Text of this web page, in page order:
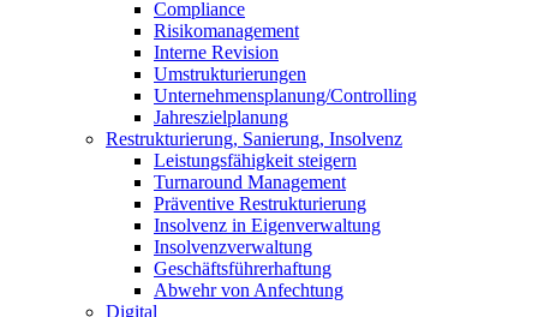
Compliance
Risikomanagement
Interne Revision
Umstrukturierungen
Unternehmensplanung/Controlling
Jahreszielplanung
Restrukturierung, Sanierung, Insolvenz
Leistungsfähigkeit steigern
Turnaround Management
Präventive Restrukturierung
Insolvenz in Eigenverwaltung
Insolvenzverwaltung
Geschäftsführerhaftung
Abwehr von Anfechtung
Digital